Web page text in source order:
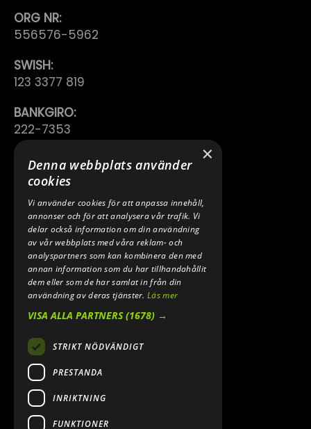
ORG NR:
556576-5962
SWISH:
123 3377 819
BANKGIRO:
222-7353
TELEFON:
0640 200 50
E-POST:
INFO@SPEEDSHOPEN.SE
ÅNGRA MITT KÖP
2026. ALL RIGHTS RESERVED.
×
Denna webbplats använder
cookies
Vi använder cookies för att anpassa innehåll,
annonser och för att analysera vår trafik. Vi
delar också information om din användning
av vår webbplats med våra reklam- och
analyspartners som kan kombinera den med
annan information som du har tillhandahållit
dem eller som de har samlat in från din
användning av deras tjänster.Läs mer
VISA ALLA PARTNERS(1678) →
STRIKT NÖDVÄNDIGT
PRESTANDA
INRIKTNING
FUNKTIONER